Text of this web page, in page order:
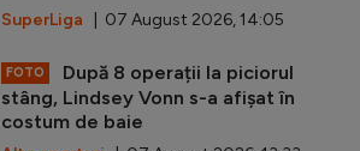
SuperLiga | 07 August 2026, 14:05
FOTO
După 8 operații la piciorul
stâng, Lindsey Vonn s-a afișat în
costum de baie